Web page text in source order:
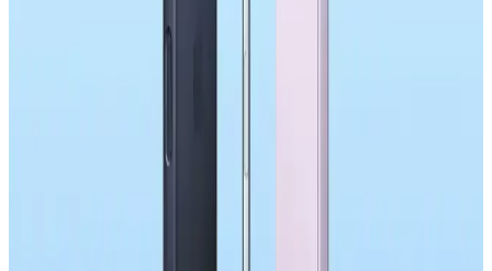
donanımda bazı iyileştirmeler var. Ancak kullanıcılar, tasarımın
durağanlığından ve yenilik eksikliğinden dolayı yükseltme
Samsung Galaxy S26 serisi, işlemci güncellemeleri ve ekran